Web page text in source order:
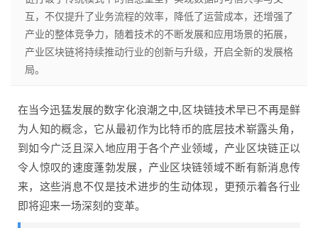
互，不仅提升了业务流程的效率，降低了运营成本，还增强了
产业的整体竞争力，随着技术的不断发展和应用场景的拓展，
产业区块链将持续推动行业的创新与升级，开启全新的发展格
局。
在当今迅猛发展的数字化浪潮之中,区块链技术早已不再是鲜
为人知的概念，它从最初作为比特币的底层技术崭露头角，
到如今广泛且深入地应用于各个产业领域，产业区块链正以
令人惊叹的速度蓬勃发展，产业区块链领域不断有新消息传
来，这些消息不仅是技术进步的生动体现，更预示着各行业
即将迎来一场深刻的变革。